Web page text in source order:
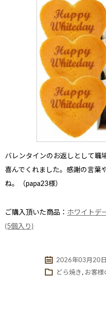
バレンタインのお返し として職
喜んでくれました。感謝の言葉
ね。（papa23様）
ご購入頂いた商品： ホワイトデ
(5個入り)
2026年03月20日
どら焼き, お客様